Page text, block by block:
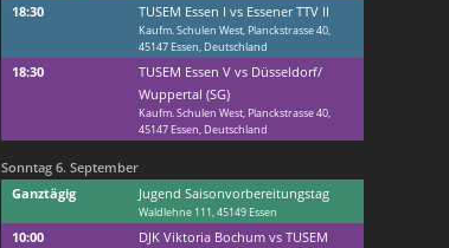
18:30
TUSEM Essen I vs Essener TTV II
Kaufm. Schulen West, Planckstrasse 40,
45147 Essen, Deutschland
18:30
TUSEM Essen V vs Düsseldorf/
Wuppertal (SG)
Kaufm. Schulen West, Planckstrasse 40,
45147 Essen, Deutschland
Sonntag 6. September
Ganztägig
Jugend Saisonvorbereitungstag
Waldlehne 111, 45149 Essen
10:00
DJK Viktoria Bochum vs TUSEM